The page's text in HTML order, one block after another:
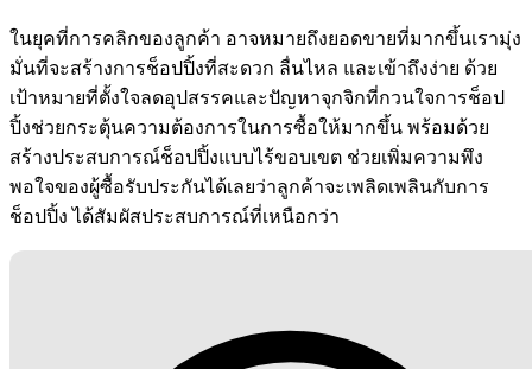
ในยุคที่การคลิกของลูกค้า อาจหมายถึงยอดขายที่มากขึ้นเรามุ่ง
มั่นที่จะสร้างการช็อปปิ้งที่สะดวก ลื่นไหล และเข้าถึงง่าย ด้วย
เป้าหมายที่ตั้งใจลดอุปสรรคและปัญหาจุกจิกที่กวนใจการช็อป
ปิ้งช่วยกระตุ้นความต้องการในการซื้อให้มากขึ้น พร้อมด้วย
สร้างประสบการณ์ช็อปปิ้งแบบไร้ขอบเขต ช่วยเพิ่มความพึง
พอใจของผู้ซื้อรับประกันได้เลยว่าลูกค้าจะเพลิดเพลินกับการ
ช็อปปิ้ง ได้สัมผัสประสบการณ์ที่เหนือกว่า